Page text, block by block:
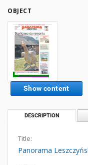
OBJECT
Show content
DESCRIPTION
Title:
Panorama